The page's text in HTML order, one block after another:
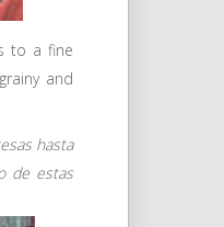
to a fine
and
hasta
de estas